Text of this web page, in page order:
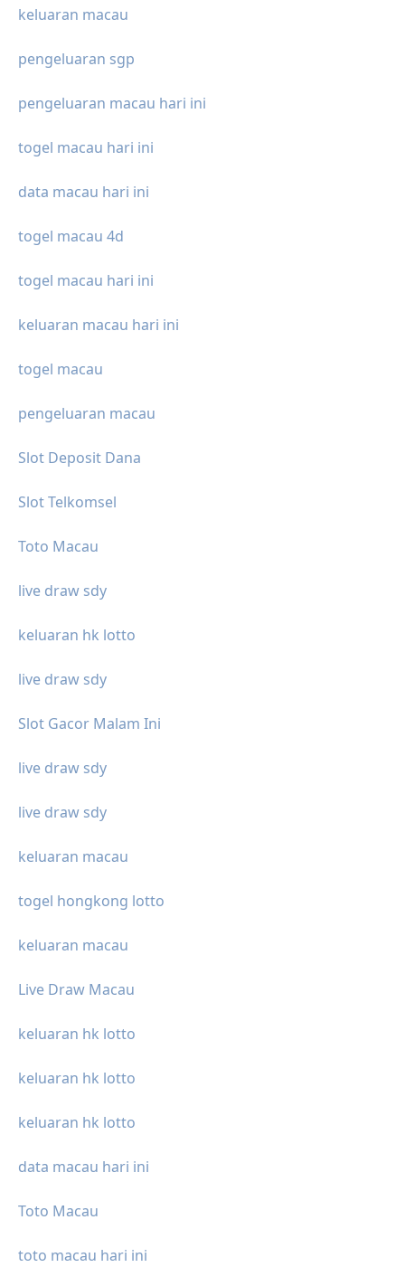
keluaran macau
pengeluaran sgp
pengeluaran macau hari ini
togel macau hari ini
data macau hari ini
togel macau 4d
togel macau hari ini
keluaran macau hari ini
togel macau
pengeluaran macau
Slot Deposit Dana
Slot Telkomsel
Toto Macau
live draw sdy
keluaran hk lotto
live draw sdy
Slot Gacor Malam Ini
live draw sdy
live draw sdy
keluaran macau
togel hongkong lotto
keluaran macau
Live Draw Macau
keluaran hk lotto
keluaran hk lotto
keluaran hk lotto
data macau hari ini
Toto Macau
toto macau hari ini